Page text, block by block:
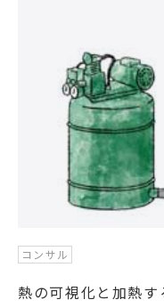
コンサル
熱の可視化と加熱